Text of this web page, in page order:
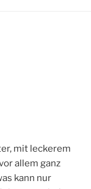
mit leckerem
allem ganz
kann nur